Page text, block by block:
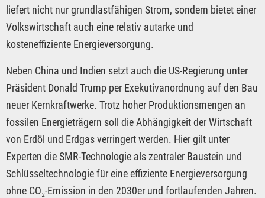
liefert nicht nur grundlastfähigen Strom, sondern bietet einer
Volkswirtschaft auch eine relativ autarke und
kosteneffiziente Energieversorgung.
Neben China und Indien setzt auch die US-Regierung unter
Präsident Donald Trump per Exekutivanordnung auf den Bau
neuer Kernkraftwerke. Trotz hoher Produktionsmengen an
fossilen Energieträgern soll die Abhängigkeit der Wirtschaft
von Erdöl und Erdgas verringert werden. Hier gilt unter
Experten die SMR-Technologie als zentraler Baustein und
Schlüsseltechnologie für eine effiziente Energieversorgung
ohne CO₂-Emission in den 2030er und fortlaufenden Jahren.